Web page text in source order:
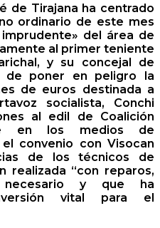
de Tirajana ha centrado
ordinario de este mes
del área de
al primer teniente
y su concejal de
de poner en peligro la
de euros destinada a
socialista, Conchi
al edil de Coalición
en los medios de
convenio con Visocan
de los técnicos de
realizada “con reparos,
y que ha
vital para el